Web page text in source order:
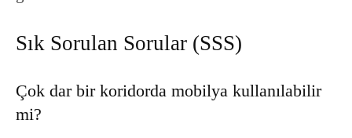
Sık Sorulan Sorular (SSS)
Çok dar bir koridorda mobilya kullanılabilir
mi?